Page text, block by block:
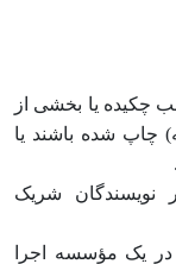
چکیده یا بخشی از
چاپ شده باشند یا
نویسندگان شریک
یک مؤسسه اجرا